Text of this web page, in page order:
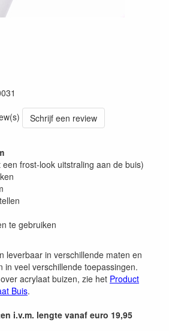
Schrijf een review
frost-look uitstraling aan de buis)
te gebruiken
leverbaar in verschillende maten en
in veel verschillende toepassingen.
acrylaat buizen, zie het Product
Buis.
i.v.m. lengte vanaf euro 19,95